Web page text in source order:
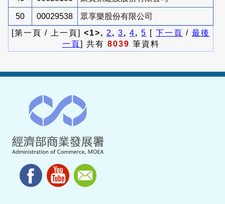
50 00029538
眾享樂股份有限公司
[第一頁 / 上一頁] <1>, 2 , 3, 4, 5 [ 下一頁 / 最後
一頁] 共有 8039 筆資料